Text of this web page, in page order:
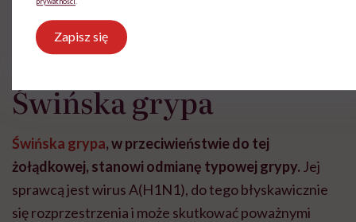
Ponieważ funkcje motoryczne żołądka są opóźnione,
równocześnie mogą pojawić się nudności i wymioty.
Świńska grypa
Świńska grypa, w przeciwieństwie do tej
żołądkowej, stanowi odmianę typowej grypy. Jej
sprawcą jest wirus A(H1N1), do tego błyskawicznie
się rozprzestrzenia i może skutkować poważnymi